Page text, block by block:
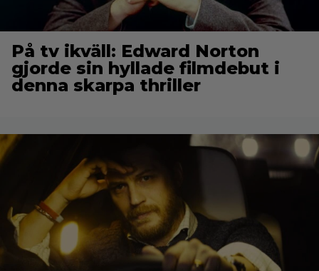
På tv ikväll: Edward Norton
gjorde sin hyllade filmdebut i
denna skarpa thriller